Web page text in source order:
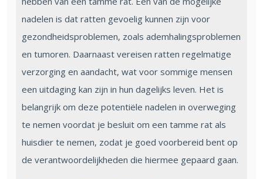
nadelen is dat ratten gevoelig kunnen zijn voor
gezondheidsproblemen, zoals ademhalingsproblemen
en tumoren. Daarnaast vereisen ratten regelmatige
verzorging en aandacht, wat voor sommige mensen
een uitdaging kan zijn in hun dagelijks leven. Het is
belangrijk om deze potentiële nadelen in overweging
te nemen voordat je besluit om een tamme rat als
huisdier te nemen, zodat je goed voorbereid bent op
de verantwoordelijkheden die hiermee gepaard gaan.